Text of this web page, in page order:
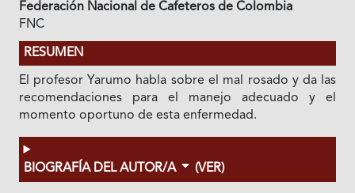
Federación Nacional de Cafeteros de Colombia
FNC
RESUMEN
El profesor Yarumo habla sobre el mal rosado y da las
recomendaciones para el manejo adecuado y el
momento oportuno de esta enfermedad.
BIOGRAFÍA DEL AUTOR/A (VER)